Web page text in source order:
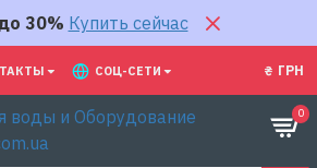
30% Купить сейчас
СОЦ-СЕТИ ₴ ГРН
0